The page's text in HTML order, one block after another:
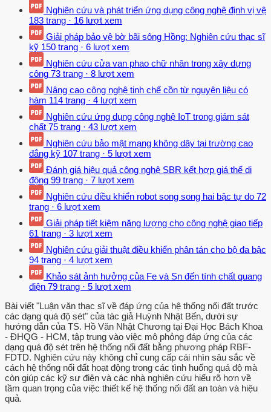
Nghiên cứu và phát triển ứng dụng công nghệ định vị vệ
183 trang · 16 lượt xem
Giải pháp bảo vệ bờ bãi sông Hồng: Nghiên cứu thạc sĩ
kỹ 150 trang · 6 lượt xem
Nghiên cứu cửa van phao chữ nhân trong xây dựng
công 73 trang · 8 lượt xem
Nâng cao công nghệ tinh chế cồn từ nguyên liệu có
hàm 114 trang · 4 lượt xem
Nghiên cứu ứng dụng công nghệ IoT trong giám sát
chất 75 trang · 43 lượt xem
Nghiên cứu bảo mật mạng không dây tại trường cao
đẳng kỹ 107 trang · 5 lượt xem
Đánh giá hiệu quả công nghệ SBR kết hợp giá thể di
động 99 trang · 7 lượt xem
Nghiên cứu điều khiển robot song song hai bậc tự do 72
trang · 6 lượt xem
Giải pháp tiết kiệm năng lượng cho công nghệ giao tiếp
61 trang · 3 lượt xem
Nghiên cứu giải thuật điều khiển phân tán cho bộ đa bậc
94 trang · 4 lượt xem
Khảo sát ảnh hưởng của Fe và Sn đến tính chất quang
điện 79 trang · 5 lượt xem
Bài viết "Luận văn thạc sĩ về đáp ứng của hệ thống nối đất trước
các dạng quá độ sét" của tác giả Huỳnh Nhật Bến, dưới sự
hướng dẫn của TS. Hồ Văn Nhật Chương tại Đại Học Bách Khoa
- ĐHQG - HCM, tập trung vào việc mô phỏng đáp ứng của các
dạng quá độ sét trên hệ thống nối đất bằng phương pháp RBF-
FDTD. Nghiên cứu này không chỉ cung cấp cái nhìn sâu sắc về
cách hệ thống nối đất hoạt động trong các tình huống quá độ mà
còn giúp các kỹ sư điện và các nhà nghiên cứu hiểu rõ hơn về
tầm quan trọng của việc thiết kế hệ thống nối đất an toàn và hiệu
quả.